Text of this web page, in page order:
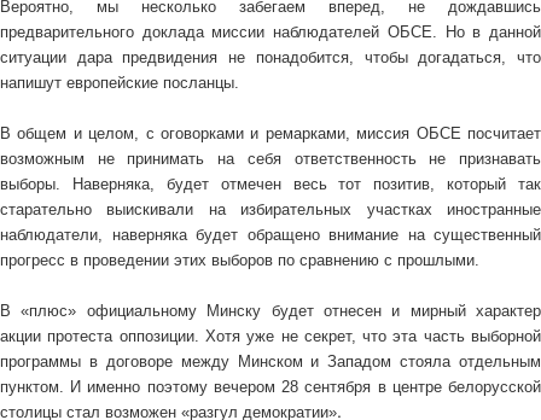
Вероятно, мы несколько забегаем вперед, не дождавшись
предварительного доклада миссии наблюдателей ОБСЕ. Но в данной
ситуации дара предвидения не понадобится, чтобы догадаться, что
напишут европейские посланцы.
В общем и целом, с оговорками и ремарками, миссия ОБСЕ посчитает
возможным не принимать на себя ответственность не признавать
выборы. Наверняка, будет отмечен весь тот позитив, который так
старательно выискивали на избирательных участках иностранные
наблюдатели, наверняка будет обращено внимание на существенный
прогресс в проведении этих выборов по сравнению с прошлыми.
В «плюс» официальному Минску будет отнесен и мирный характер
акции протеста оппозиции. Хотя уже не секрет, что эта часть выборной
программы в договоре между Минском и Западом стояла отдельным
пунктом. И именно поэтому вечером 28 сентября в центре белорусской
столицы стал возможен «разгул демократии».